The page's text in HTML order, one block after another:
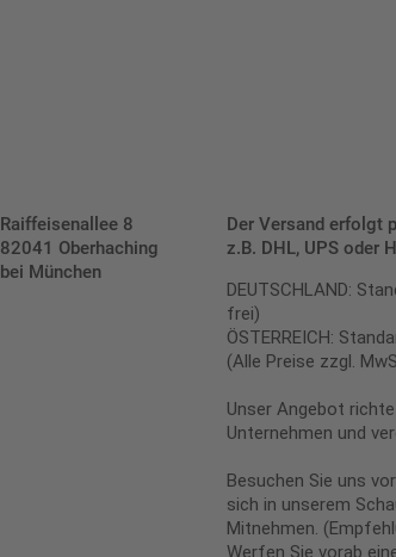
Raiffeisenallee 8
82041 Oberhaching
bei München
Der Versand erfolgt
z.B. DHL, UPS oder
DEUTSCHLAND:
frei)
ÖSTERREICH:
(Alle Preise zzgl.
Unser Angebot
Unternehmen und
Besuchen Sie uns
sich in unserem
Mitnehmen.
Werfen Sie vorab